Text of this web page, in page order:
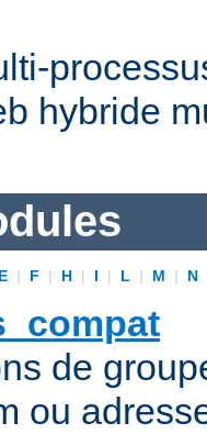
hybride
E | F | H | I | L | M | N
de
ou